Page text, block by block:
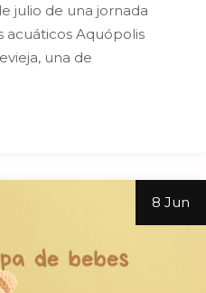
julio de una jornada
acuáticos Aquópolis
una de
8 Jun